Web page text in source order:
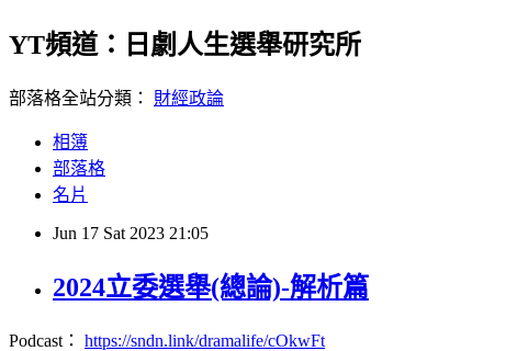
YT頻道：日劇人生選舉研究所
部落格全站分類： 財經政論
相簿
部落格
名片
Jun 17 Sat 2023 21:05
2024立委選舉(總論)-解析篇
Podcast： https://sndn.link/dramalife/cOkwFt